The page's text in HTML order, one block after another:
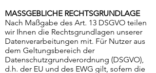
MASSGEBLICHE RECHTSGRUNDLAGE
Nach Maßgabe des Art. 13 DSGVO teilen
wir Ihnen die Rechtsgrundlagen unserer
Datenverarbeitungen mit. Für Nutzer aus
dem Geltungsbereich der
Datenschutzgrundverordnung (DSGVO),
d.h. der EU und des EWG gilt, sofern die